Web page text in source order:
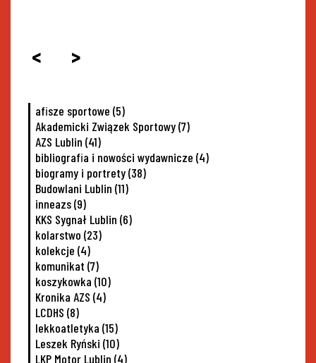
< >
afisze sportowe (5)
Akademicki Związek Sportowy(7)
AZS Lublin (41)
bibliografia i nowości wydawnicze (4)
biogramy i portrety(38)
Budowlani Lublin (11)
inneazs(9)
KKS Sygnał Lublin (6)
kolarstwo (23)
kolekcje (4)
komunikat (7)
koszykowka (10)
Kronika AZS (4)
LCDHS (8)
lekkoatletyka (15)
Leszek Ryński (10)
LKP Motor Lublin (4)